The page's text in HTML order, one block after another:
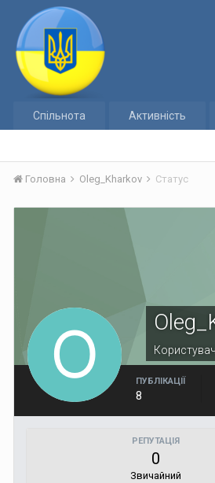
Спільнота Активність
Головна Oleg_Kharkov Статус
ПУБЛІКАЦІЇ
8
РЕПУТАЦІЯ
0
Звичайний